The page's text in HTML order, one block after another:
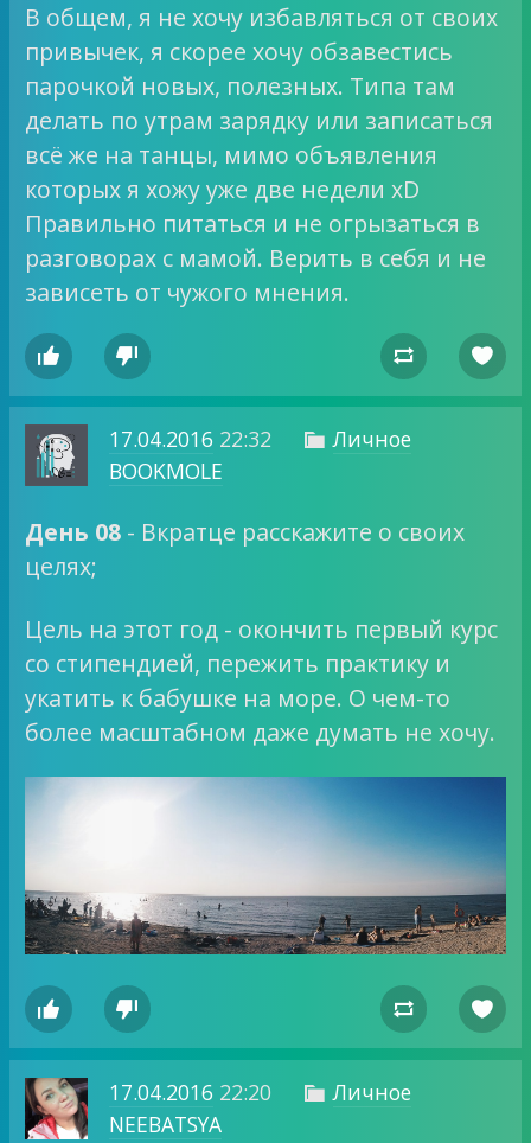
В общем, я не хочу избавляться от своих
привычек, я скорее хочу обзавестись
парочкой новых, полезных. Типа там
делать по утрам зарядку или записаться
всё же на танцы, мимо объявления
которых я хожу уже две недели xD
Правильно питаться и не огрызаться в
разговорах с мамой. Верить в себя и не
зависеть от чужого мнения.
   
17.04.2016 22:32  Личное
BOOKMOLE
День 08 - Вкратце расскажите о своих
целях;
Цель на этот год - окончить первый курс
со стипендией, пережить практику и
укатить к бабушке на море. О чем-то
более масштабном даже думать не хочу.
   
17.04.2016 22:20  Личное
NEEBATSYA